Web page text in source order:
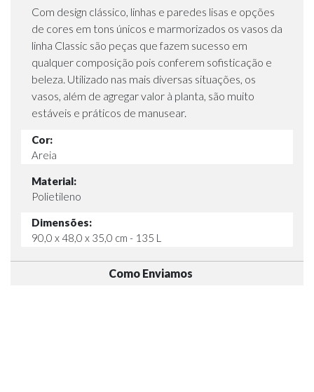
Com design clássico, linhas e paredes lisas e opções
de cores em tons únicos e marmorizados os vasos da
linha Classic são peças que fazem sucesso em
qualquer composição pois conferem sofisticação e
beleza. Utilizado nas mais diversas situações, os
vasos, além de agregar valor à planta, são muito
estáveis e práticos de manusear.
Cor:
Areia
Material:
Polietileno
Dimensões:
90,0 x 48,0 x 35,0 cm - 135 L
Como Enviamos